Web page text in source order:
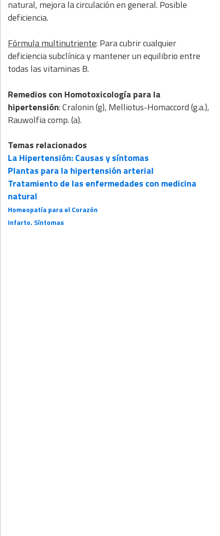
natural, mejora la circulación en general. Posible
deficiencia.
Fórmula multinutriente: Para cubrir cualquier
deficiencia subclínica y mantener un equilibrio entre
todas las vitaminas B.
Remedios con Homotoxicología para la
hipertensión: Cralonin (g), Melliotus-Homaccord (g.a.),
Rauwolfia comp. (a).
Temas relacionados
La Hipertensión: Causas y síntomas
Plantas para la hipertensión arterial
Tratamiento de las enfermedades con medicina
natural
Homeopatía para el Corazón
Infarto. Síntomas